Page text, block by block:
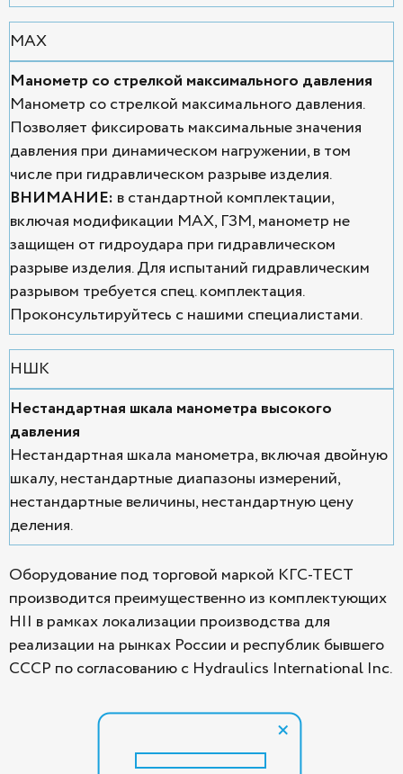
MAX
Манометр со стрелкой максимального давления
Манометр со стрелкой максимального давления.
Позволяет фиксировать максимальные значения
давления при динамическом нагружении, в том
числе при гидравлическом разрыве изделия.
ВНИМАНИЕ: в стандартной комплектации,
включая модификации MAX, ГЗМ, манометр не
защищен от гидроудара при гидравлическом
разрыве изделия. Для испытаний гидравлическим
разрывом требуется спец. комплектация.
Проконсультируйтесь с нашими специалистами.
НШК
Нестандартная шкала манометра высокого
давления
Нестандартная шкала манометра, включая двойную
шкалу, нестандартные диапазоны измерений,
нестандартные величины, нестандартную цену
деления.
Оборудование под торговой маркой КГС-ТЕСТ
производится преимущественно из комплектующих
HII в рамках локализации производства для
реализации на рынках России и республик бывшего
СССР по согласованию с Hydraulics International Inc.